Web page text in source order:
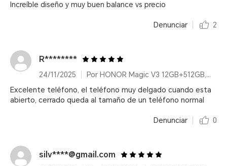
Increíble diseño y muy buen balance vs precio
Denunciar 2
R********
24/11/2025
Por HONOR Magic V3 12GB+512GB, Green, Dual Card
Excelente teléfono, el teléfono muy delgado cuando esta
abierto, cerrado queda al tamaño de un teléfono normal
Denunciar 0
silv****@gmail.com